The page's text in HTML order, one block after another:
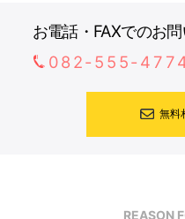
お電話・FAXでのお
082-555-
無料
REASON